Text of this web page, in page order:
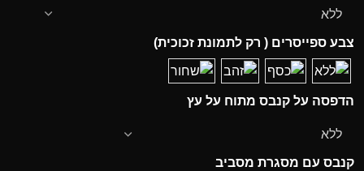
צבע ספייסרים ( רק לתמונת זכוכית)
הדפסה על קנבס מתוח על עץ
קנבס עם מסגרת מסביב